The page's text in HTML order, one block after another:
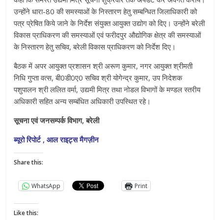
उन्होंने धारा-80 की समस्याओं के निस्तारण हेतु सम्बन्धित जिलाधिकारी को
पत्र प्रेषित किये जाने के निर्देश संयुक्त आयुक्त उद्योग को दिए। उन्होंने बरेली
विकास प्राधिकरण की समस्याओं एवं फरीदपुर औद्योगिक क्षेत्र की समस्याओं
के निस्तारण हेतु सचिव, बरेली विकास प्राधिकरण को निर्देश दिए।
बैठक में अपर आयुक्त प्रशासन श्री अरूण कुमार, नगर आयुक्त श्रीमती
निधि गुप्ता वत्स, बी0डी0ए0 सचिव श्री योगेन्द्र कुमार, उप निदेशक
पशुपालन श्री ललित वर्मा, उद्यमी मित्र तथा नोडल विभागों के मण्डल स्तरीय
अधिकारी सहित अन्य सम्बंधित अधिकारी उपस्थित रहे।
सूचना एवं जनसम्पर्क विभाग, बरेली
ब्यूरो रिपोर्ट , आल राइट्स मैगज़ीन
Share this:
WhatsApp Print
Like this: